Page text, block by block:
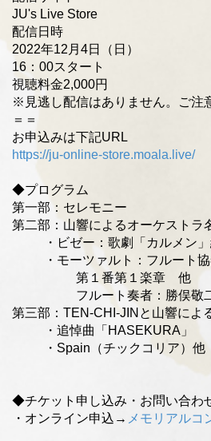
JU's Live Store
配信日時
2022年12月4日（日）
16：00スタート
視聴料金2,000円
※見逃し配信はありません。ご注
＝＝
お申込みは下記URL
https://ju-online-store.moala.live/
◆プログラム
第一部：セレモニー
第二部：山響によるオーケストラ
・ビゼー：歌劇「カルメン
・モーツァルト：フルート
第１番第１楽章 他
フルート奏者：勝俣敬
第三部：TEN-CHI-JINと山響によ
・追悼曲「HASEKURA」
・Spain（チックコリア）他
◆チケット申し込み・お問い合わ
・オンライン申込→ メモリアルコ